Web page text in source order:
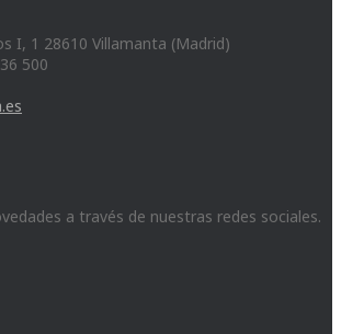
I, 1 28610 Villamanta (Madrid)
500
a través de nuestras redes sociales.